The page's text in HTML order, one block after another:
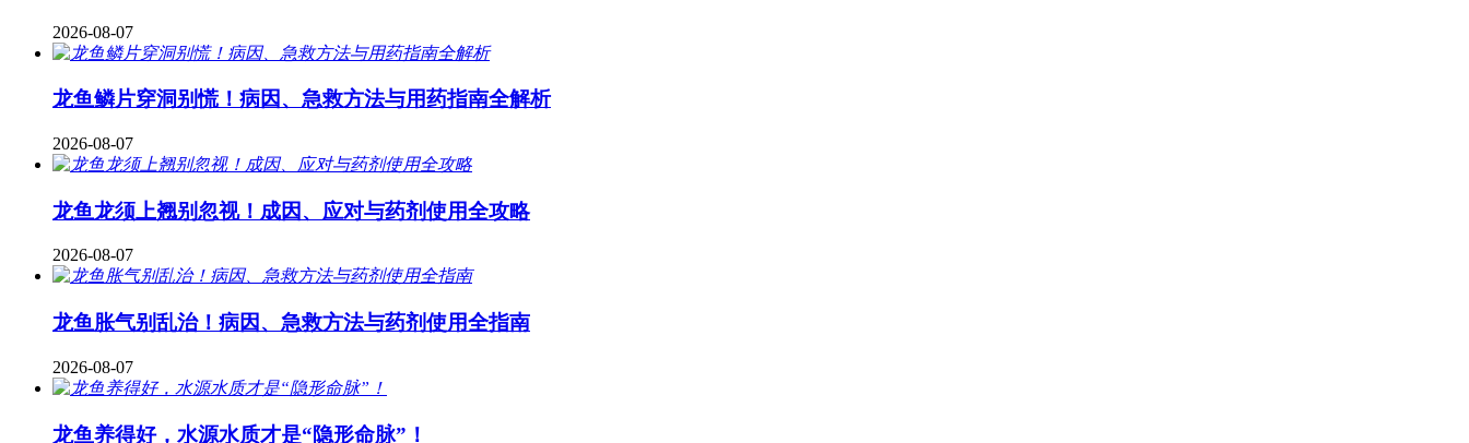
2026-08-07
龙鱼鳞片穿洞别慌！病因、急救方法与用药指南全解析
2026-08-07
龙鱼龙须上翘别忽视！成因、应对与药剂使用全攻略
2026-08-07
龙鱼胀气别乱治！病因、急救方法与药剂使用全指南
2026-08-07
龙鱼养得好，水源水质才是“隐形命脉”！